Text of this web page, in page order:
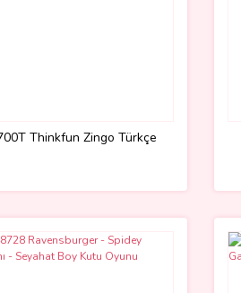
Thinkfun Zingo Türkçe